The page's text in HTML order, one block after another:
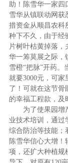
助！陈雪华一家四
雪华从镇联动网获
措资金从顺昌农科
种下不久，由于经
片树叶枯黄掉落
华一筹莫展之际，
雪橙“把脉”开药
就要3000元，可
了！可就在这节骨
的幸福工程款，及
为了使果园增产
业技术培训，通过
综合防治等技能；
陈雪华信心大增！
项，还扩大种植规